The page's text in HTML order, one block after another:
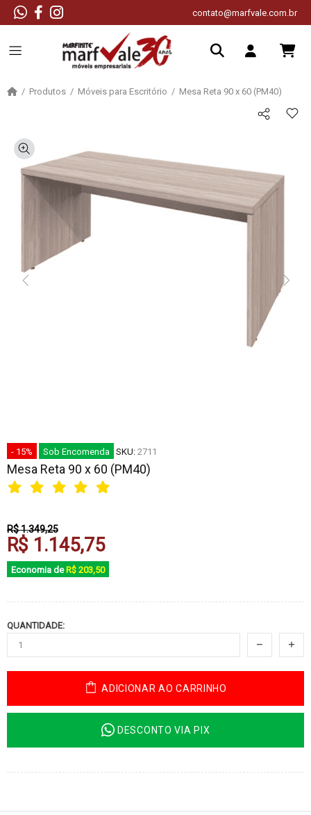
contato@marfvale.com.br
Produtos Móveis para Escritório Mesa Reta 90 x 60 (PM40)
- 15% Sob Encomenda SKU: 2711
Mesa Reta 90 x 60 (PM40)
R$ 1.349,25
R$ 1.145,75
Economia de R$ 203,50
QUANTIDADE:
ADICIONAR AO CARRINHO
DESCONTO VIA PIX